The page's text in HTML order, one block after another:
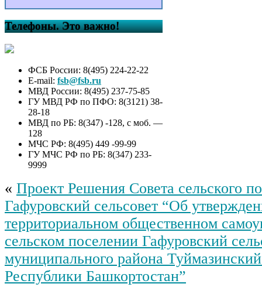
Телефоны. Это важно!
ФСБ России: 8(495) 224-22-22
E-mail: fsb@fsb.ru
МВД России: 8(495) 237-75-85
ГУ МВД РФ по ПФО: 8(3121) 38-
28-18
МВД по РБ: 8(347) -128, с моб. —
128
МЧС РФ: 8(495) 449 -99-99
ГУ МЧС РФ по РБ: 8(347) 233-
9999
« Проект Решения Совета сельского
Гафуровский сельсовет “Об
территориальном общественном
сельском поселении Гафуровский
муниципального района
Республики Башкортостан”